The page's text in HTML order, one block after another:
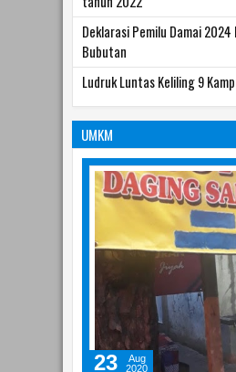
Deklarasi Pemilu Damai 2024
Bubutan
Ludruk Luntas Keliling 9
23
2020